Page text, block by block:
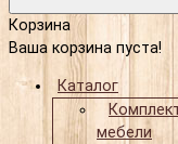
Корзина
Ваша корзина пуста!
Каталог
мебели